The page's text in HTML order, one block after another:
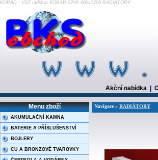
KORAD - VSŽ radiátor KORAD 22VK 600x1200 RADIÁTORY
Akční nabídka
Menu zboží
AKUMULAČNÍ KAMNA
BATERIE A PŘÍSLUŠENSTVÍ
BOJLERY
CU A BRONZOVÉ TVAROVKY
Navigace » RADIÁTORY